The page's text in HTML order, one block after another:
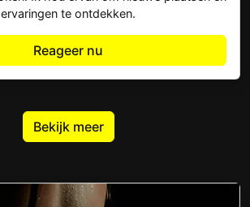
ervaringen te ontdekken.
Reageer nu
Bekijk meer